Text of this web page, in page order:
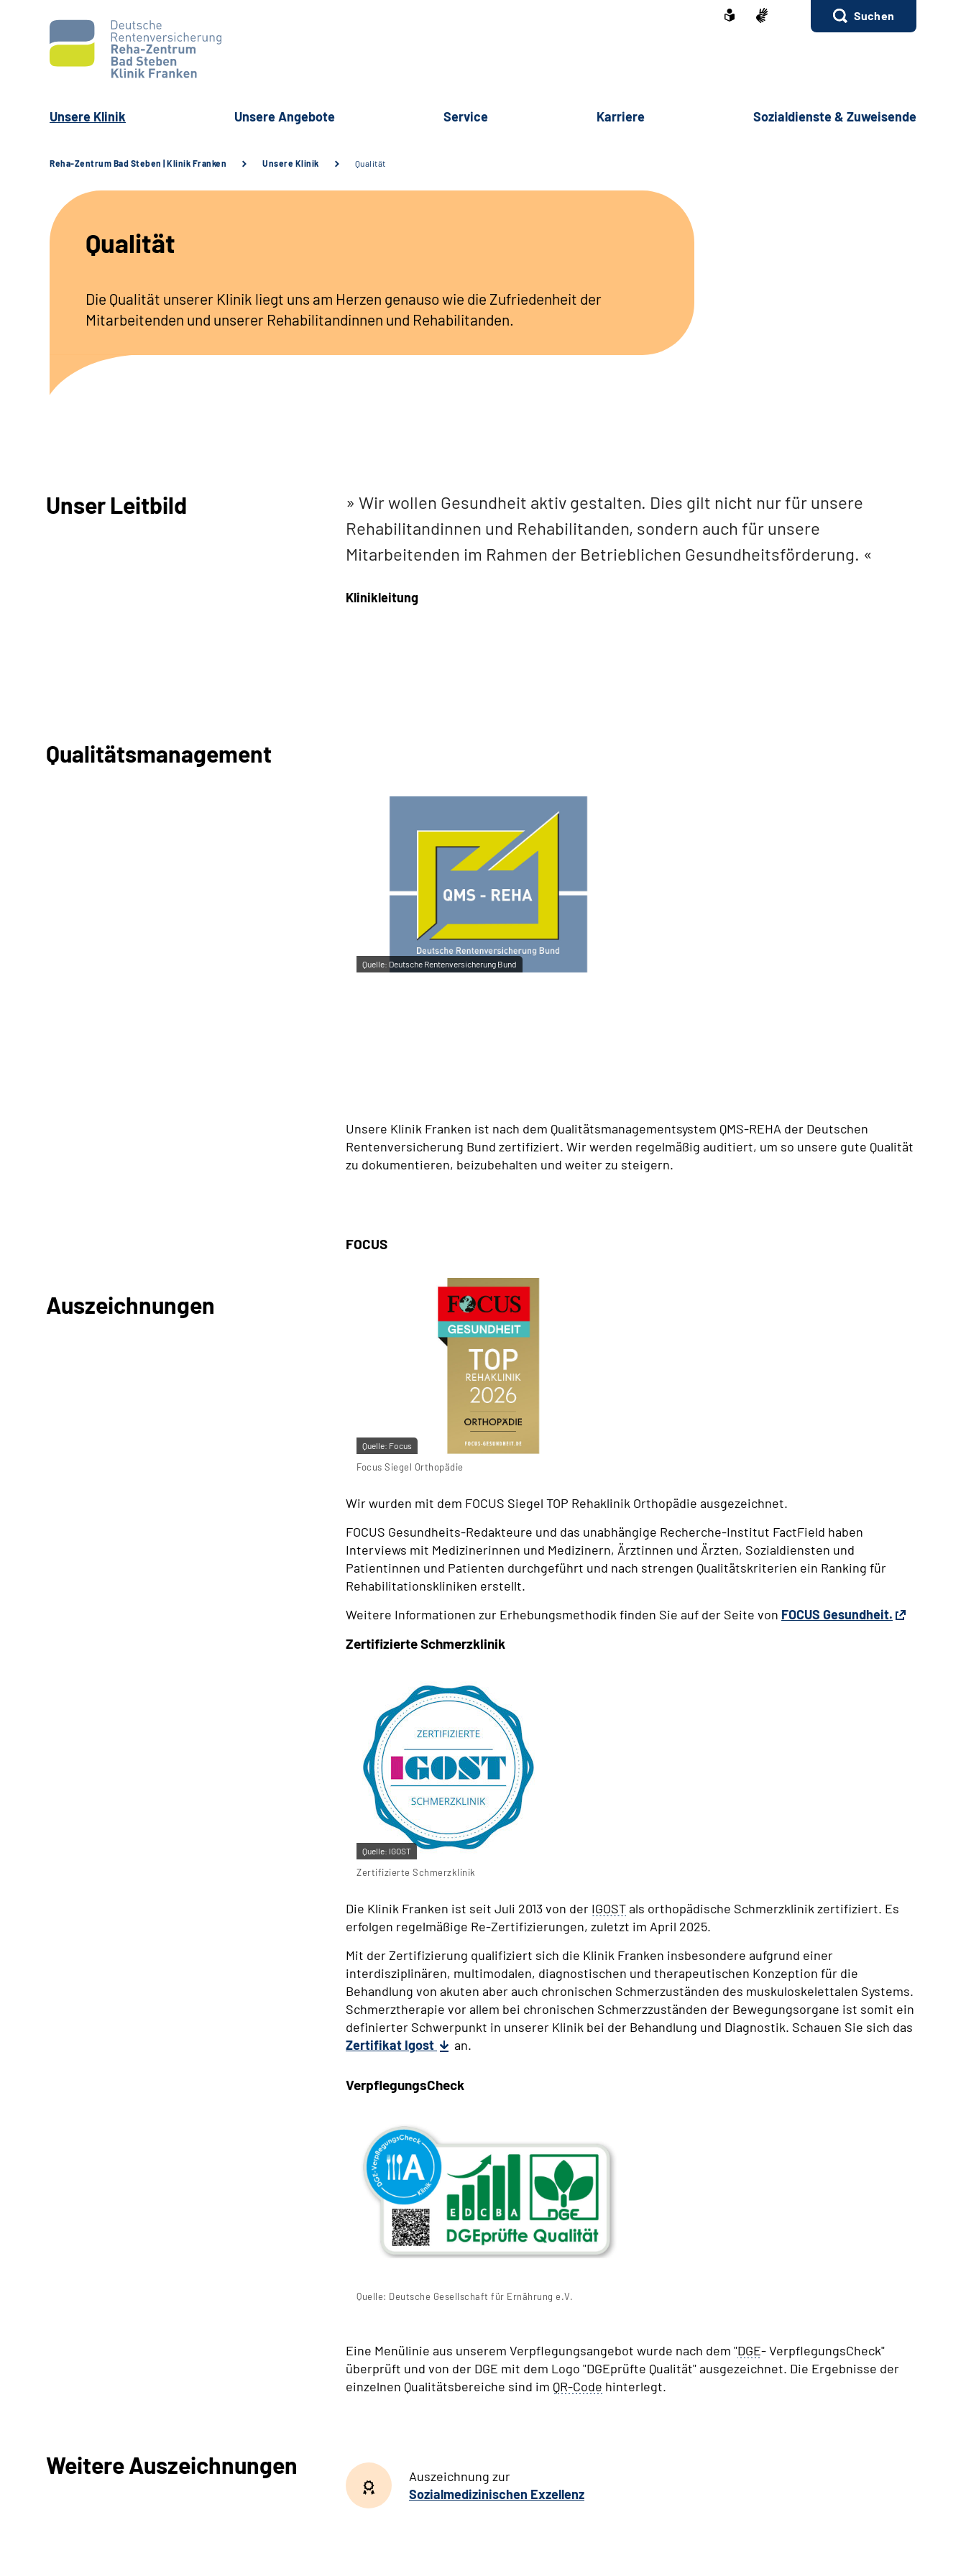
Suchen
Unsere Klinik Unsere Angebote Service Karriere Sozialdienste & Zuweisende
Reha-Zentrum Bad Steben | Klinik Franken Unsere Klinik Qualität
Qualität
Die Qualität unserer Klinik liegt uns am Herzen genauso wie die Zufriedenheit der
Mitarbeitenden und unserer Rehabilitandinnen und Rehabilitanden.
Unser Leitbild
Wir wollen Gesundheit aktiv gestalten. Dies gilt nicht nur für unsere
Rehabilitandinnen und Rehabilitanden, sondern auch für unsere
Mitarbeitenden im Rahmen der Betrieblichen Gesundheitsförderung.
Klinikleitung
Qualitätsmanagement
Quelle: Deutsche Rentenversicherung Bund
Unsere Klinik Franken ist nach dem Qualitätsmanagementsystem QMS-REHA der Deutschen
Rentenversicherung Bund zertifiziert. Wir werden regelmäßig auditiert, um so unsere gute Qualität
zu dokumentieren, beizubehalten und weiter zu steigern.
Auszeichnungen
FOCUS
Quelle: Focus
Focus Siegel Orthopädie
Wir wurden mit dem FOCUS Siegel TOP Rehaklinik Orthopädie ausgezeichnet.
FOCUS Gesundheits-Redakteure und das unabhängige Recherche-Institut FactField haben
Interviews mit Medizinerinnen und Medizinern, Ärztinnen und Ärzten, Sozialdiensten und
Patientinnen und Patienten durchgeführt und nach strengen Qualitätskriterien ein Ranking für
Rehabilitationskliniken erstellt.
Weitere Informationen zur Erhebungsmethodik finden Sie auf der Seite von FOCUS Gesundheit.
Zertifizierte Schmerzklinik
Quelle: IGOST
Zertifizierte Schmerzklinik
Die Klinik Franken ist seit Juli 2013 von der IGOSTals orthopädische Schmerzklinik zertifiziert. Es
erfolgen regelmäßige Re-Zertifizierungen, zuletzt im April 2025.
Mit der Zertifizierung qualifiziert sich die Klinik Franken insbesondere aufgrund einer
interdisziplinären, multimodalen, diagnostischen und therapeutischen Konzeption für die
Behandlung von akuten aber auch chronischen Schmerzuständen des muskuloskelettalen Systems.
Schmerztherapie vor allem bei chronischen Schmerzzuständen der Bewegungsorgane ist somit ein
definierter Schwerpunkt in unserer Klinik bei der Behandlung und Diagnostik. Schauen Sie sich das
Zertifikat Igost
an.
VerpflegungsCheck
Quelle: Deutsche Gesellschaft für Ernährung e.V.
Eine Menülinie aus unserem Verpflegungsangebot wurde nach dem "DGE- VerpflegungsCheck"
überprüft und von der DGE mit dem Logo "DGEprüfte Qualität" ausgezeichnet. Die Ergebnisse der
einzelnen Qualitätsbereiche sind im QR-Code hinterlegt.
Weitere Auszeichnungen
Auszeichnung zur
Sozialmedizinischen Exzellenz